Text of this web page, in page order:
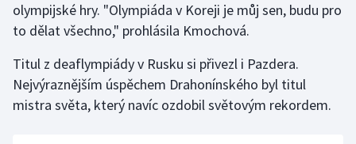
Házená
Jezdectví
Judo
olympijské hry. "Olympiáda v Koreji je můj sen, budu pro
to dělat všechno," prohlásila Kmochová.
Titul z deaflympiády v Rusku si přivezl i Pazdera.
Nejvýraznějším úspěchem Drahonínského byl titul
mistra světa, který navíc ozdobil světovým rekordem.